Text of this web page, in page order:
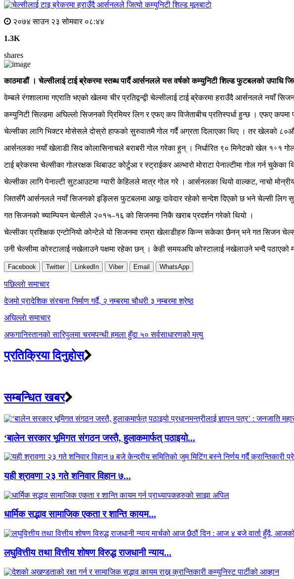
मूलबाटाे
२०७४ साउन २३ सोमवार ०८:४४
1.3K
shares
काठमाडौं । चेल्सीलाई टाई ब्रेकरमा स्तब्ध पार्दै आर्सनलले यस वर्षको कम्युनिटी शिल्ड फुटबलको उपाधि
वेम्बले रंगशालामा गएराति भएको खेलमा चीर प्रतिद्वन्द्वी चेल्सीलाई टाई ब्रेकरमा हराउँदै आर्सनलले नयाँ
कम्युनिटी सिल्डमा अघिल्लो सिजनको प्रिमियर लिग र एफए कप विजेताबीच प्रतिस्पर्धा हुन्छ । एफए
चेल्सीका लागि भिक्टर मोसेसले दोस्रो हाफको सुरुवातमै गोल गर्दै अग्रता दिलाएका थिए । तर खेलको ८०औं
आर्सनलका नयाँ खेलाडी सिद कोलासिनाचले बराबरी गोल गरेका हुन् । निर्धारित ९० मिनेटको खेल १÷१
टाई ब्रेकरमा चेल्सीका गोलरक्षक थिबाउट कोर्टुआ र स्ट्राईकर अल्भारो मोराटा पेनाल्टीमा गोल गर्न चुकेका
चेल्सीका लागि पेनाल्टी सुटआउटमा ग्यारी केहिलले मात्र गोल गरे । आर्सनलका थियो वाल्कट, नाचो
जितसँगै आर्सनलले नयाँ सिजनको इङ्लिस फुटबलमा आफू दावेदार रहेको सन्देश दिएको छ भने चेल्सी लिग
गत सिजनको च्याम्पियन चेल्सीले २०१५–१६ को सिजनमा निकै खराब प्रदर्शन गरेको थियो ।
चेल्सीका प्रशिक्षक एन्टोनियो कोन्टेले यो सिजनमा राम्रा खेलाडीहरु किन्न सकेका छैनन् भने गत सिजन
उनी चेल्सीमा कोस्टालाई नखेलाउने पक्षमा रहेका छन् । केही समयअघि कोस्टालाई नखेलाउने भन्दै पठाएको
Facebook Twitter LinkedIn Viber Email WhatsApp
Post
navigation
पछिल्लाे समाचार
देजमो प्रादेशिक संरचना निर्माण गर्दै, २ नम्बरमा चौधरी ३ नम्बरमा श्रेष्ठ
अघिल्लाे समाचार
अफगानिस्तानको सारिपुलमा चरमपन्थी हमला हुँदा ५० सर्वसाधारणको मृत्यु
प्रतिक्रिया दिनुहोस्
सम्बन्धित खबर
‘बालेन सरकार भूमिगत संगठन जस्तै, हुलाकमार्फत् पठाइयो...
यही श्रावणा २३ गते शनिवार विहान ७...
धार्मिक सद्भाव सामाजिक एकता र शान्ति कायम...
लघुवित्तीय तथा वित्तीय शोषण विरुद्ध राजधानी न्याय...